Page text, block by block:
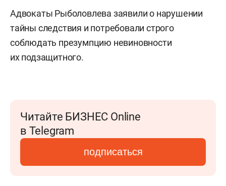
Адвокаты Рыболовлева заявили о нарушении
тайны следствия и потребовали строго
соблюдать презумпцию невиновности
их подзащитного.
Читайте БИЗНЕС Online
в Telegram
подписаться